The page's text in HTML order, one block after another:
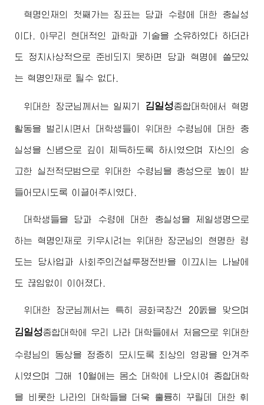
혁명인재의 첫째가는 징표는 당과 수령 에 대한 충실성
이다. 아무리 현대적인 과학과 기술을 소유하였다 하더라
도 정치사상적으로 준비되지 못하면 당과 혁명에 쓸모있
는 혁명인재로 될수 없다.
위대한 장군님께서 는 일찌기 김일성종합대학에서 혁명
활동을 벌리시면서 대학생들이 위대한 수령님에 대한 충
실성을 신념으로 깊이 체득하도록 하시였으며 자신의 숭
고한 실천적모범으로 위대한 수령님 을 충성으로 높이 받
들어모시도록 이끌어주시였다.
대학생들을 당과 수령 에 대한 충실성을 제일생명으로
하는 혁명인재로 키우시려는 위대한 장군님의 현명한 령
도는 당사업과 사회주의건설투쟁전반을 이끄시는 나날에
도 끊임없이 이어졌다.
위대한 장군님께서 는 특히 공화국창건 20돐을 맞으며
김일성종합대학에 우리 나라 대학들에서 처음으로 위대한
수령님 의 동상을 정중히 모시도록 최상의 영광을 안겨주
시였으며 그해 10월에는 몸소 대학에 나오시여 종합대학
을 비롯한 나라의 대학들을 더욱 훌륭히 꾸릴데 대한 휘